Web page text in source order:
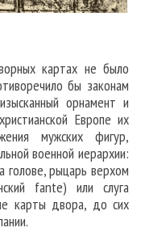
картах не было
бы законам
орнамент и
Европе их
мужских фигур,
военной иерархии:
голове, рыцарь верхом
fante) или слуга
карты двора, до сих